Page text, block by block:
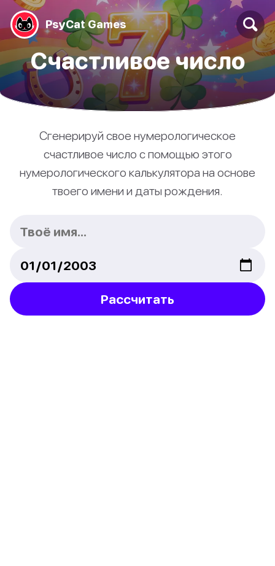
PsyCat Games
Счастливое число
Сгенерируй свое нумерологическое
счастливое число с помощью этого
нумерологического калькулятора на основе
твоего имени и даты рождения.
Рассчитать